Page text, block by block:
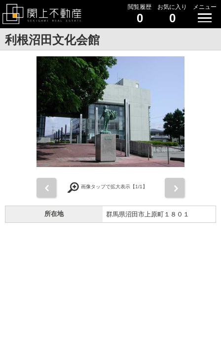
閲覧履歴
0
お気に入り
0
メニュー
利根沼田文化会館
画像タップで拡大表示【1/1】
所在地 群馬県沼田市上原町１８０１